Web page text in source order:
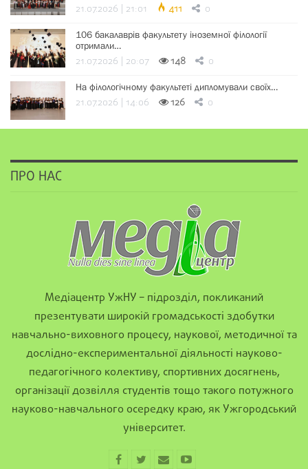
21.07.2026 | 21:01 411 0
106 бакалаврів факультету іноземної філології
отримали…
21.07.2026 | 20:07 148 0
На філологічному факультеті дипломували своїх…
21.07.2026 | 14:06 126 0
ПРО НАС
Медіацентр УжНУ – підрозділ, покликаний
презентувати широкій громадськості здобутки
навчально-виховного процесу, наукової, методичної та
дослідно-експериментальної діяльності науково-
педагогічного колективу, спортивних досягнень,
організації дозвілля студентів тощо такого потужного
науково-навчального осередку краю, як Ужгородський
університет.